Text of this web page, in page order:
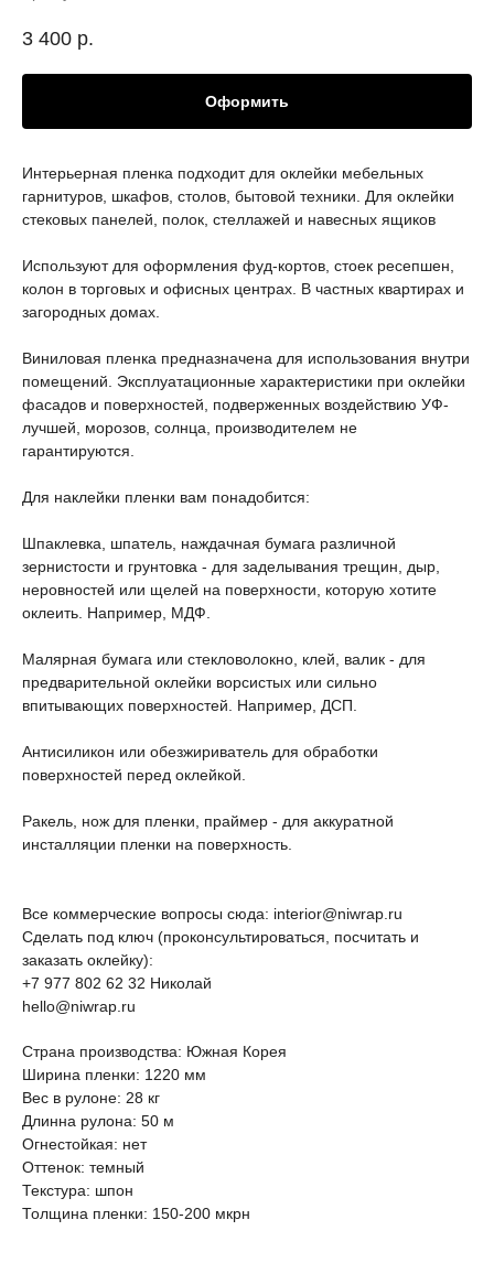
3 400 р.
Оформить
Интерьерная пленка подходит для оклейки мебельных
гарнитуров, шкафов, столов, бытовой техники. Для оклейки
стековых панелей, полок, стеллажей и навесных ящиков
Используют для оформления фуд-кортов, стоек ресепшен,
колон в торговых и офисных центрах. В частных квартирах и
загородных домах.
Виниловая пленка предназначена для использования внутри
помещений. Эксплуатационные характеристики при оклейки
фасадов и поверхностей, подверженных воздействию УФ-
лучшей, морозов, солнца, производителем не
гарантируются.
Для наклейки пленки вам понадобится:
Шпаклевка, шпатель, наждачная бумага различной
зернистости и грунтовка - для заделывания трещин, дыр,
неровностей или щелей на поверхности, которую хотите
оклеить. Например, МДФ.
Малярная бумага или стекловолокно, клей, валик - для
предварительной оклейки ворсистых или сильно
впитывающих поверхностей. Например, ДСП.
Антисиликон или обезжириватель для обработки
поверхностей перед оклейкой.
Ракель, нож для пленки, праймер - для аккуратной
инсталляции пленки на поверхность.
Все коммерческие вопросы сюда: interior@niwrap.ru
Сделать под ключ (проконсультироваться, посчитать и
заказать оклейку):
+7 977 802 62 32 Николай
hello@niwrap.ru
Страна производства: Южная Корея
Ширина пленки: 1220 мм
Вес в рулоне: 28 кг
Длинна рулона: 50 м
Огнестойкая: нет
Оттенок: темный
Текстура: шпон
Толщина пленки: 150-200 мкрн